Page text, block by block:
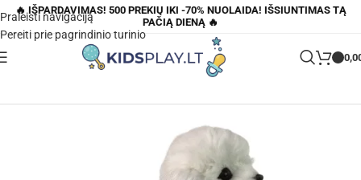
Praleisti navigaciją
Pereiti prie pagrindinio turinio
🔥 IŠPARDAVIMAS! 500 PREKIŲ IKI -70% NUOLAIDA! IŠSIUNTIMAS TĄ
PAČIĄ DIENĄ 🔥
Parduotuvė Interaktyvus pliušinis pudelis